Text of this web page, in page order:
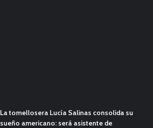
La tomellosera Lucía Salinas consolida su
sueño americano: será asistente de